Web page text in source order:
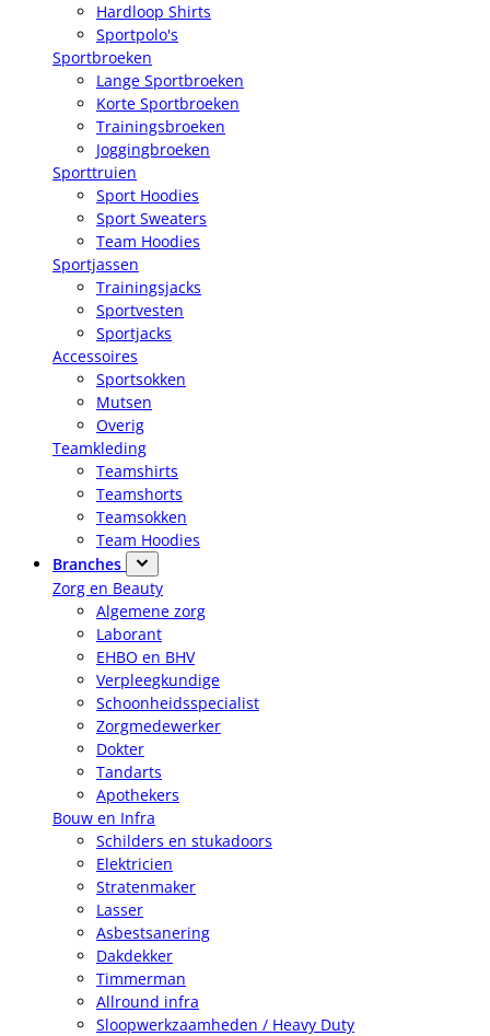
Hardloop Shirts
Sportpolo's
Sportbroeken
Lange Sportbroeken
Korte Sportbroeken
Trainingsbroeken
Joggingbroeken
Sporttruien
Sport Hoodies
Sport Sweaters
Team Hoodies
Sportjassen
Trainingsjacks
Sportvesten
Sportjacks
Accessoires
Sportsokken
Mutsen
Overig
Teamkleding
Teamshirts
Teamshorts
Teamsokken
Team Hoodies
Branches
Zorg en Beauty
Algemene zorg
Laborant
EHBO en BHV
Verpleegkundige
Schoonheidsspecialist
Zorgmedewerker
Dokter
Tandarts
Apothekers
Bouw en Infra
Schilders en stukadoors
Elektricien
Stratenmaker
Lasser
Asbestsanering
Dakdekker
Timmerman
Allround infra
Sloopwerkzaamheden / Heavy Duty